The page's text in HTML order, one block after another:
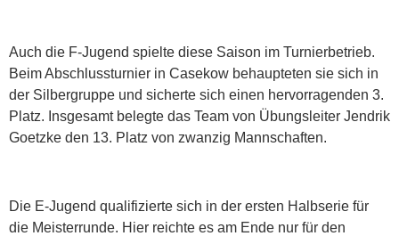
Auch die F-Jugend spielte diese Saison im Turnierbetrieb.
Beim Abschlussturnier in Casekow behaupteten sie sich in
der Silbergruppe und sicherte sich einen hervorragenden 3.
Platz. Insgesamt belegte das Team von Übungsleiter Jendrik
Goetzke den 13. Platz von zwanzig Mannschaften.
Die E-Jugend qualifizierte sich in der ersten Halbserie für
die Meisterrunde. Hier reichte es am Ende nur für den